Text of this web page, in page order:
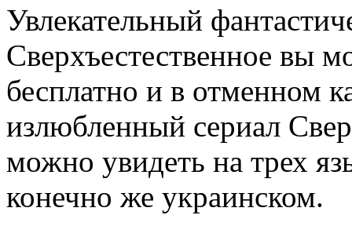
Увлекательный
Сверхъестественное вы
бесплатно и в отменном
излюбленный сериал
можно увидеть на трех
конечно же украинском.